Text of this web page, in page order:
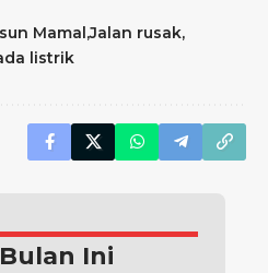
Mamal Jalan rusak
listrik
Ini